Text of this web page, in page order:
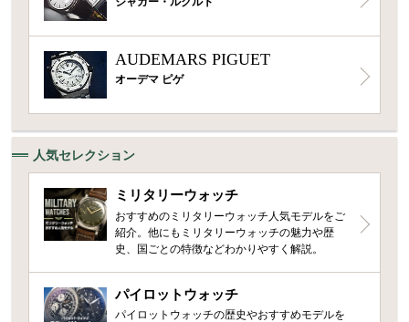
AUDEMARS PIGUET
オーデマ ピゲ
人気セレクション
ミリタリーウォッチ
おすすめのミリタリーウォッチ人気モデルをご
紹介。他にもミリタリーウォッチの魅力や歴
史、国ごとの特徴などわかりやすく解説。
パイロットウォッチ
パイロットウォッチの歴史やおすすめモデルを